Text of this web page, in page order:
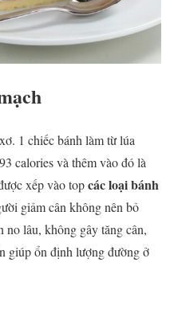
1 chiếc bánh làm từ lúa
calories và thêm vào đó là
xếp vào topcác loại bánh
giảm cân không nên bỏ
lâu, không gây tăng cân,
giúp ổn định lượng đường ở